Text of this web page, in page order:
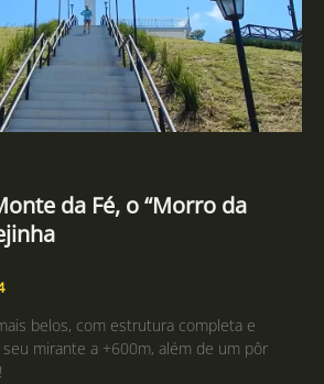
da Fé, o “Morro da
belos, com estrutura completa e
mirante a +600m, além de um pôr